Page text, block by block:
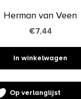
Herman van Veen
€7,44
In winkelwagen
Op verlanglijst